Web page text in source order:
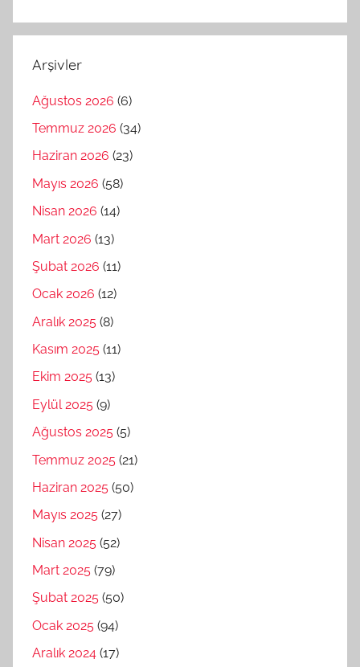
Arşivler
Ağustos 2026 (6)
Temmuz 2026 (34)
Haziran 2026 (23)
Mayıs 2026 (58)
Nisan 2026 (14)
Mart 2026 (13)
Şubat 2026 (11)
Ocak 2026 (12)
Aralık 2025 (8)
Kasım 2025 (11)
Ekim 2025 (13)
Eylül 2025 (9)
Ağustos 2025 (5)
Temmuz 2025 (21)
Haziran 2025 (50)
Mayıs 2025 (27)
Nisan 2025 (52)
Mart 2025 (79)
Şubat 2025 (50)
Ocak 2025 (94)
Aralık 2024 (17)